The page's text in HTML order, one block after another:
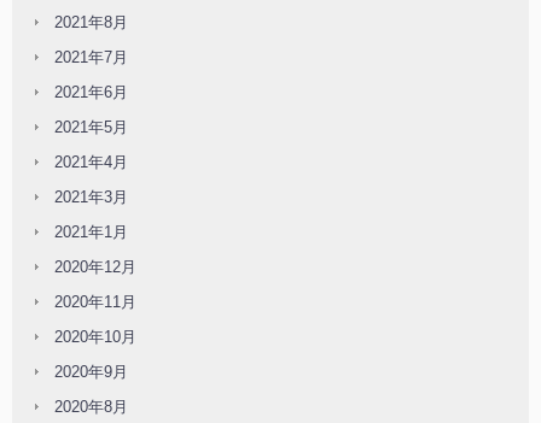
2021年8月
2021年7月
2021年6月
2021年5月
2021年4月
2021年3月
2021年1月
2020年12月
2020年11月
2020年10月
2020年9月
2020年8月